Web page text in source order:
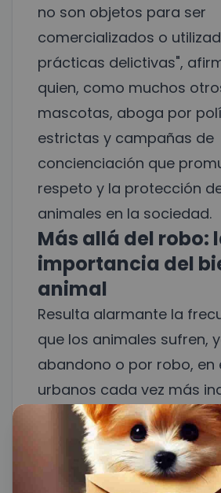
no son objetos para ser
comercializados o
prácticas delictivas",
quien, como muchos
mascotas, aboga por
estrictas y campañas de
concienciación que
respeto y la protección
animales en la sociedad.
Más allá del robo:
importancia del
animal
Resulta alarmante la
que los animales sufren,
abandono o por robo, en
urbanos cada vez más
Rocko, como muchos
mayores, requiere un
y cuidados que solo sus